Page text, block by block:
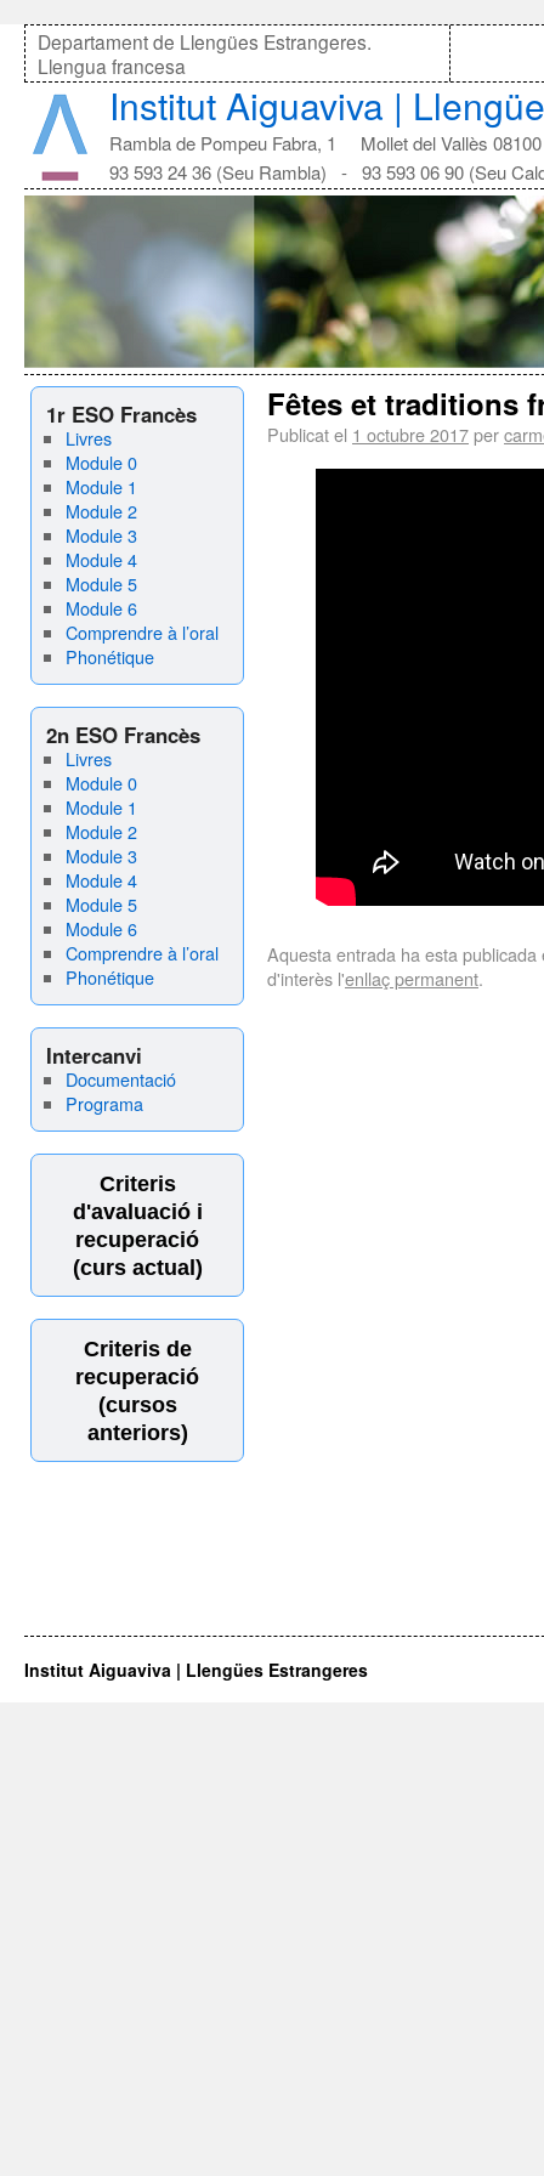
Departament de Llengües Estrangeres.
Llengua francesa
Institut Aiguaviva |
Rambla de Pompeu Fabra, 1 Mollet del Vallès 08100
93 593 24 36 (Seu Rambla) - 93 593 06 90 (Seu
1r ESO Francès
Livres
Module 0
Module 1
Module 2
Module 3
Module 4
Module 5
Module 6
Comprendre à l’oral
Phonétique
2n ESO Francès
Livres
Module 0
Module 1
Module 2
Module 3
Module 4
Module 5
Module 6
Comprendre à l’oral
Phonétique
Intercanvi
Documentació
Programa
Criteris
d'avaluació i
recuperació
(curs actual)
Criteris de
recuperació
(cursos
anteriors)
Fêtes et traditions
Publicat el 1 octubre 2017per
Aquesta entrada ha esta
d'interès l'enllaç permanent.
Institut Aiguaviva | Llengües Estrangeres